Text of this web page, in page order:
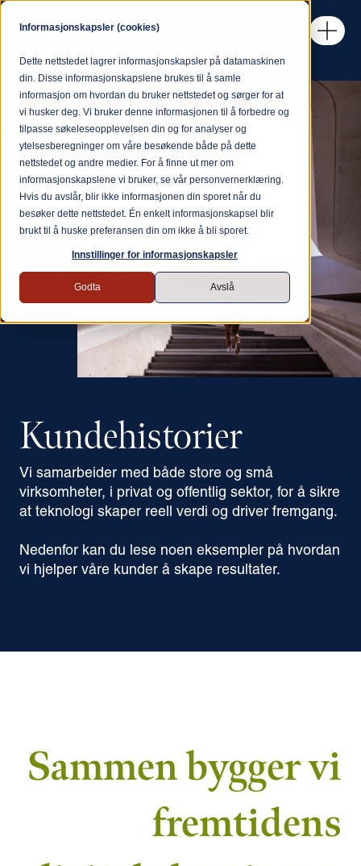
Informasjonskapsler (cookies)
Dette nettstedet lagrer informasjonskapsler på datamaskinen
din. Disse informasjonskapslene brukes til å samle
informasjon om hvordan du bruker nettstedet og sørger for at
vi husker deg. Vi bruker denne informasjonen til å forbedre og
tilpasse søkeleseopplevelsen din og for analyser og
ytelsesberegninger om våre besøkende både på dette
nettstedet og andre medier. For å finne ut mer om
informasjonskapslene vi bruker, se vår personvernerklæring.
Hvis du avslår, blir ikke informasjonen din sporet når du
besøker dette nettstedet. Én enkelt informasjonskapsel blir
brukt til å huske preferansen din om ikke å bli sporet.
Innstillinger for informasjonskapsler
Godta Avslå
Kundehistorier
Vi samarbeider med både store og små
virksomheter, i privat og offentlig sektor, for å sikre
at teknologi skaper reell verdi og driver fremgang.
Nedenfor kan du lese noen eksempler på hvordan
vi hjelper våre kunder å skape resultater.
Sammen bygger vi
fremtidens